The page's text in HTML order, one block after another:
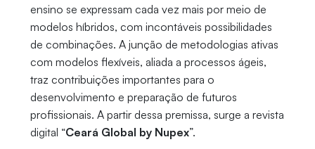
ensino se expressam cada vez mais por meio de
modelos híbridos, com incontáveis possibilidades
de combinações. A junção de metodologias ativas
com modelos flexíveis, aliada a processos ágeis,
traz contribuições importantes para o
desenvolvimento e preparação de futuros
profissionais. A partir dessa premissa, surge a revista
digital “Ceará Global by Nupex”.